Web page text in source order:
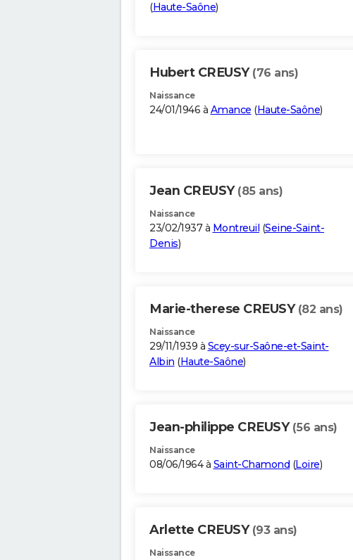
(Haute-Saône)
Hubert CREUSY (76 ans)
Naissance
24/01/1946 à Amance (Haute-Saône)
Jean CREUSY (85 ans)
Naissance
23/02/1937 à Montreuil (Seine-Saint-
Denis)
Marie-therese CREUSY (82 ans)
Naissance
29/11/1939 à Scey-sur-Saône-et-Saint-
Albin (Haute-Saône)
Jean-philippe CREUSY (56 ans)
Naissance
08/06/1964 à Saint-Chamond (Loire)
Arlette CREUSY (93 ans)
Naissance